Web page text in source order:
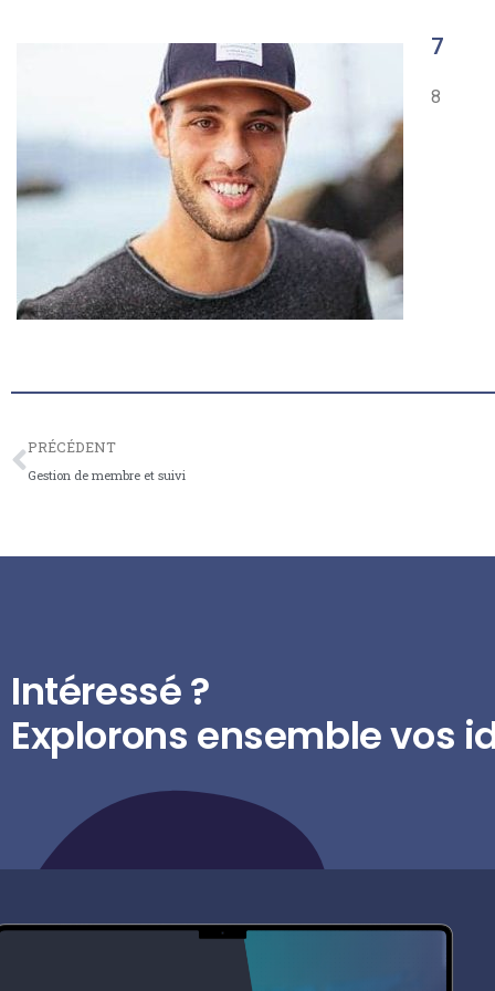
7
8
PRÉCÉDENT
Gestion de membre et suivi
Intéressé ?
Explorons ensemble vos